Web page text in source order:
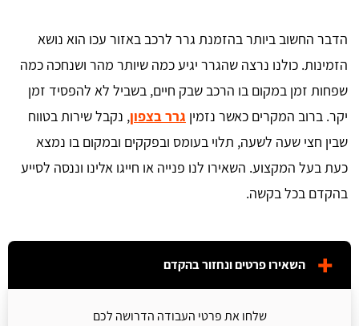
הדבר החשוב ביותר בהזמנת גרר לרכב באזור עכו הוא נושא
הזמינות. כולנו נרצה שהגרר יגיע כמה שיותר מהר ושנחכה כמה
שפחות זמן במקום בו הרכב שבק חיים, בשביל לא להפסיד זמן
יקר. ברוב המקרים כאשר נזמין גרר בצפון, נקבל שירות בטווח
שבין חצי שעה לשעה, תלוי בעומס ובפקקים ובמקום בו נמצא
כעת בעל המקצוע. השאירו לנו פנייה או חייגו אלינו וננסה לסייע
בהקדם בכל בקשה.
השאירו פרטים ונחזור בהקדם
שלחו את פרטי העבודה הדרושה לכם